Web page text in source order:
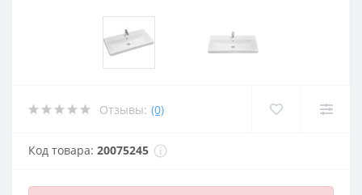
Отзывы: (0)
Код товара: 20075245